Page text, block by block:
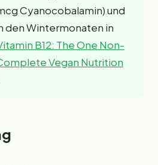
Cyanocobalamin) und
den Wintermonaten in
B12: The One Non-
Vegan Nutrition